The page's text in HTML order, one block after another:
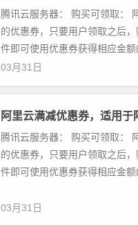
腾讯云服务器： 购买可领取：
的优惠券，只要用户领取之后
件即可使用优惠券获得相应金
03月31日
阿里云满减优惠券，适用
腾讯云服务器： 购买可领取：
的优惠券，只要用户领取之后
件即可使用优惠券获得相应金
03月31日